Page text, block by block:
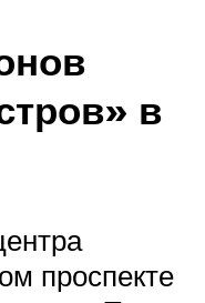
в
проспекте